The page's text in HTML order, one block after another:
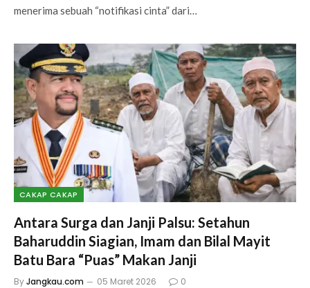
menerima sebuah “notifikasi cinta” dari…
CAKAP CAKAP
Antara Surga dan Janji Palsu: Setahun
Baharuddin Siagian, Imam dan Bilal Mayit
Batu Bara “Puas” Makan Janji
ByJangkau.com 05 Maret 2026 0